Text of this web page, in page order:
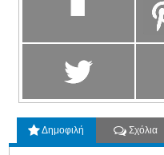
Δημοφιλή Σχόλια